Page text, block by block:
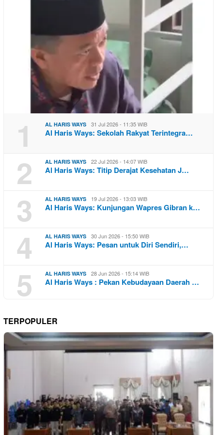
1 AL HARIS WAYS 31 Jul 2026 - 11:35 WIB
Al Haris Ways: Sekolah Rakyat Terintegra…
2 AL HARIS WAYS 22 Jul 2026 - 14:07 WIB
Al Haris Ways: Titip Derajat Kesehatan J…
3 AL HARIS WAYS 19 Jul 2026 - 13:03 WIB
Al Haris Ways: Kunjungan Wapres Gibran k…
4 AL HARIS WAYS 30 Jun 2026 - 15:50 WIB
Al Haris Ways: Pesan untuk Diri Sendiri,…
5 AL HARIS WAYS 28 Jun 2026 - 15:14 WIB
Al Haris Ways : Pekan Kebudayaan Daerah …
TERPOPULER